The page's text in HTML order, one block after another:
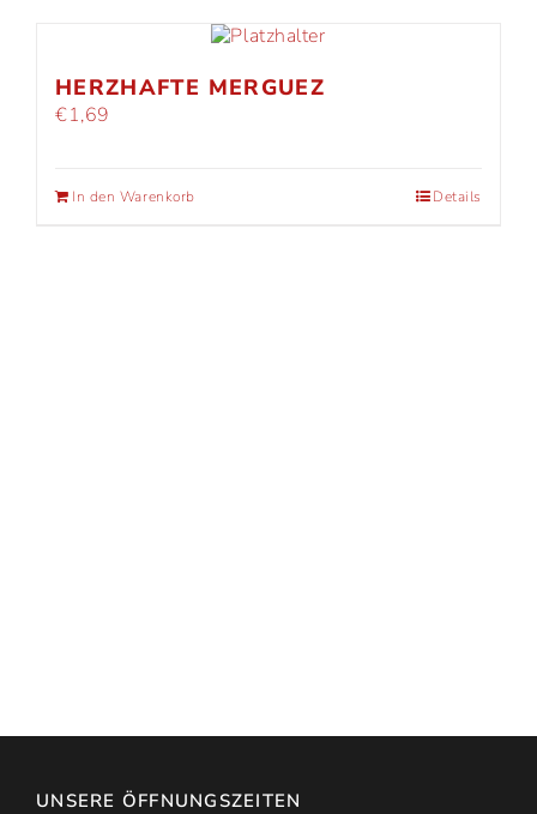
HERZHAFTE MERGUEZ
€1,69
In den Warenkorb Details
UNSERE ÖFFNUNGSZEITEN